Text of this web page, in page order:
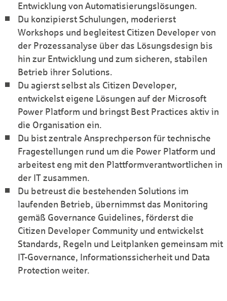
Entwicklung von Automatisierungslösungen.
Du konzipierst Schulungen, moderierst
Workshops und begleitest Citizen Developer von
der Prozessanalyse über das Lösungsdesign bis
hin zur Entwicklung und zum sicheren, stabilen
Betrieb ihrer Solutions.
Du agierst selbst als Citizen Developer,
entwickelst eigene Lösungen auf der Microsoft
Power Platform und bringst Best Practices aktiv in
die Organisation ein.
Du bist zentrale Ansprechperson für technische
Fragestellungen rund um die Power Platform und
arbeitest eng mit den Plattformverantwortlichen in
der IT zusammen.
Du betreust die bestehenden Solutions im
laufenden Betrieb, übernimmst das Monitoring
gemäß Governance Guidelines, förderst die
Citizen Developer Community und entwickelst
Standards, Regeln und Leitplanken gemeinsam mit
IT-Governance, Informationssicherheit und Data
Protection weiter.